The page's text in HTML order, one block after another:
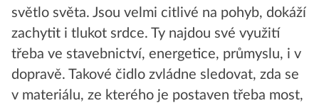
světlo světa. Jsou velmi citlivé na pohyb, dokáží
zachytit i tlukot srdce. Ty najdou své využití
třeba ve stavebnictví, energetice, průmyslu, i v
dopravě. Takové čidlo zvládne sledovat, zda se
v materiálu, ze kterého je postaven třeba most,